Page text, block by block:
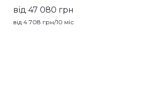
від 47 080 грн
від 4 708 грн/10 міс